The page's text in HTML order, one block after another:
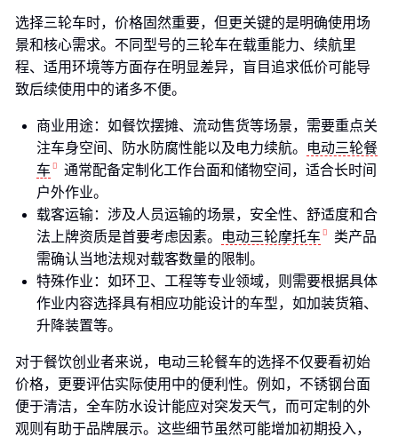
选择三轮车时，价格固然重要，但更关键的是明确使用场
景和核心需求。不同型号的三轮车在载重能力、续航里
程、适用环境等方面存在明显差异，盲目追求低价可能导
致后续使用中的诸多不便。
商业用途：如餐饮摆摊、流动售货等场景，需要重点关
注车身空间、防水防腐性能以及电力续航。
电动三轮餐
车
通常配备定制化工作台面和储物空间，适合长时间
户外作业。
载客运输：涉及人员运输的场景，安全性、舒适度和合
法上牌资质是首要考虑因素。
电动三轮摩托车
类产品
需确认当地法规对载客数量的限制。
特殊作业：如环卫、工程等专业领域，则需要根据具体
作业内容选择具有相应功能设计的车型，如加装货箱、
升降装置等。
对于餐饮创业者来说，电动三轮餐车的选择不仅要看初始
价格，更要评估实际使用中的便利性。例如，不锈钢台面
便于清洁，全车防水设计能应对突发天气，而可定制的外
观则有助于品牌展示。这些细节虽然可能增加初期投入，